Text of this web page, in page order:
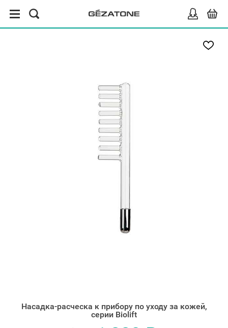
Насадка-расческа к прибору по уходу за кожей,
серии Biolift